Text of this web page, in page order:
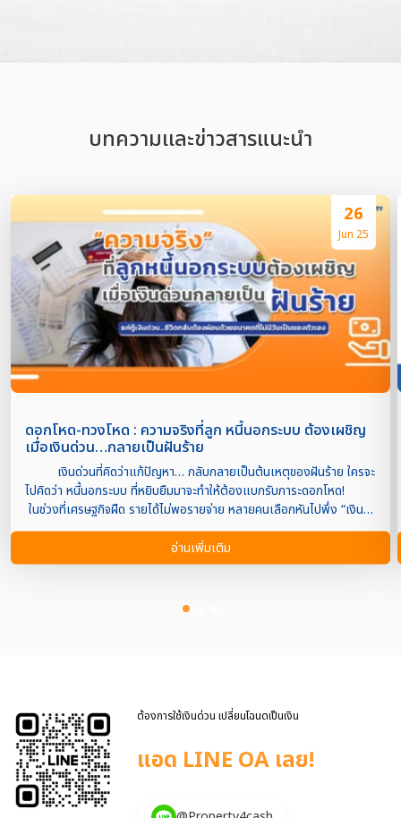
บทความเเละข่าวสารแนะนำ
26
Jun 25
ดอกโหด-ทวงโหด : ความจริงที่ลูก หนี้นอกระบบ ต้องเผชิญ
เมื่อเงินด่วน…กลายเป็นฝันร้าย
เงินด่วนที่คิดว่าแก้ปัญหา… กลับกลายเป็นต้นเหตุของฝันร้าย ใครจะ
ไปคิดว่า หนี้นอกระบบ ที่หยิบยืมมาจะทำให้ต้องแบกรับภาระดอกโหด!
ในช่วงที่เศรษฐกิจฝืด รายได้ไม่พอรายจ่าย หลายคนเลือกหันไปพึ่ง “เงิน
ด่วน” จากแหล่งที่เข้าถึงง่าย ไม่ต้องใช้เอกสารเยอะ หรือไม่ต้องรอผล
อนุมัตินาน แต่สิ่งที่ตามมา คือ “ดอกโหด” และ “ทวงโหด” ที่ทำให้หนี้ที่เคย
คิดว่าเล็ก กลายเป็น หลุมดำดูดชีวิต ที่ไม่มีวันหลุดพ้นง่ายๆ 📌 ภาพสะท้อน
กฎหมายชัดเจน) โดนทวงหนี้แบบข่มขู่ โทรศัพท์ถี่ยิบ อับอาย ขาดความ
คนที่อยากหลุดพ้นจากหนี้โหด ด้วยบริการเงินด่วนที่โปร่งใส และอยู่ภายใต้
กฎหมายกำหนด […]
อ่านเพิ่มเติม
ต้องการใช้เงินด่วน เปลี่ยนโฉนดเป็นเงิน
แอด LINE OA เลย!